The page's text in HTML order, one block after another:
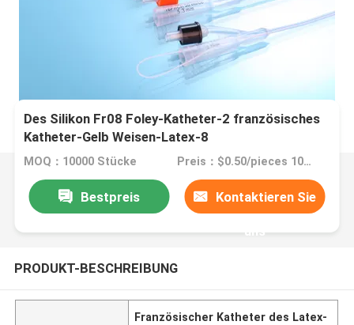
Des Silikon Fr08 Foley-Katheter-2 französisches
Katheter-Gelb Weisen-Latex-8
MOQ：10000 Stücke Preis：$0.50/pieces 10000-49999 pieces
Bestpreis Kontaktieren Sie
uns
PRODUKT-BESCHREIBUNG
Französischer Katheter des Latex-